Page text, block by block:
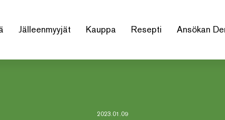
Jälleenmyyjät Kauppa Resepti Ansökan
2023.01.09